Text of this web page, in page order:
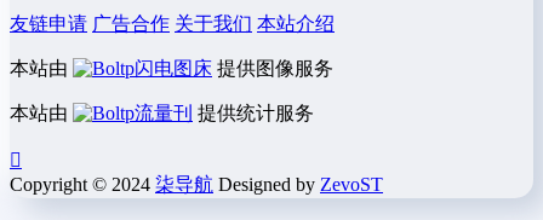
友链申请 广告合作 关于我们 本站介绍
本站由 闪电图床 提供图像服务
本站由 流量刊 提供统计服务
Copyright © 2024 柒导航 Designed by ZevoST